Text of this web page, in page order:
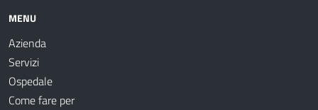
MENU
Azienda
Servizi
Ospedale
Come fare per